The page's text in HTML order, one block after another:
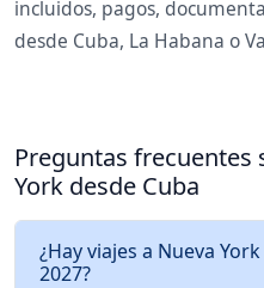
incluidos, pagos,
desde Cuba, La Habana o
Preguntas frecuentes
York desde Cuba
¿Hay viajes a Nueva
2027?